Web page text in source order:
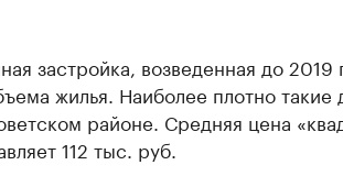
застройка, возведенная до 2019
жилья. Наиболее плотно такие
районе. Средняя цена
112 тыс. руб.